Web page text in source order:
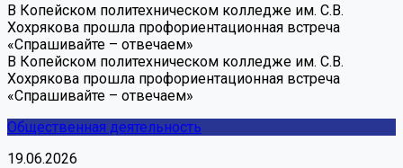
В Копейском политехническом колледже им. С.В.
Хохрякова прошла профориентационная встреча
«Спрашивайте – отвечаем»
В Копейском политехническом колледже им. С.В.
Хохрякова прошла профориентационная встреча
«Спрашивайте – отвечаем»
Общественная деятельность
19.06.2026